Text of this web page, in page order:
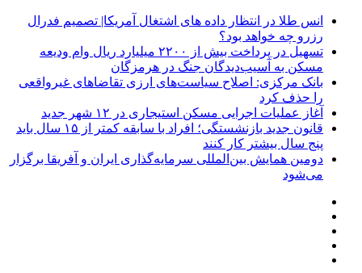
انس طلا در انتظار داده های اشتغال آمریکا| تصمیم فدرال
رزرو چه خواهد بود؟
تسهیل در پرداخت بیش از ۲۲۰۰ میلیارد ریال وام ودیعه
مسکن به آسیب‌دیدگان جنگ در هرمزگان
بانک مرکزی: اصلاح سیاست‌های ارزی تقاضاهای غیرواقعی
را حذف کرد
آغاز عملیات اجرایی مسکن استیجاری در ۱۲ شهر جدید
قانون جدید بازنشستگی؛ افراد با سابقه کمتر از ۱۵ سال باید
پنج سال بیشتر کار کنند
دومین همایش بین‌المللی سرمایه‌گذاری ایران و آفریقا برگزار
می‌شود